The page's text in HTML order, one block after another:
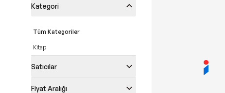
Kategori
Tüm Kategoriler
Kitap
Satıcılar
Fiyat Aralığı